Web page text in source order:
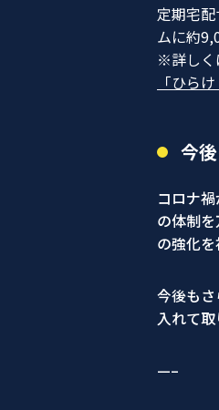
定期宅
ムに約
※詳しく
「ひら
今
コロナ
の体制
の強化
今後も
入れて取
—–